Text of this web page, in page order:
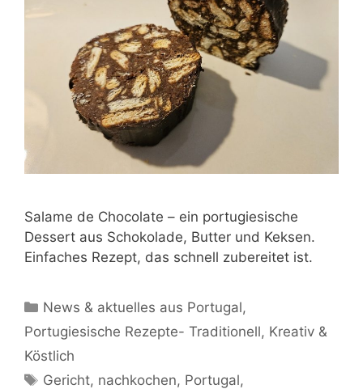
Salame de Chocolate – ein portugiesische
Dessert aus Schokolade, Butter und Keksen.
Einfaches Rezept, das schnell zubereitet ist.
Kategorien
News & aktuelles aus Portugal,
Portugiesische Rezepte- Traditionell, Kreativ &
Köstlich
Schlagwörter
Gericht, nachkochen, Portugal,